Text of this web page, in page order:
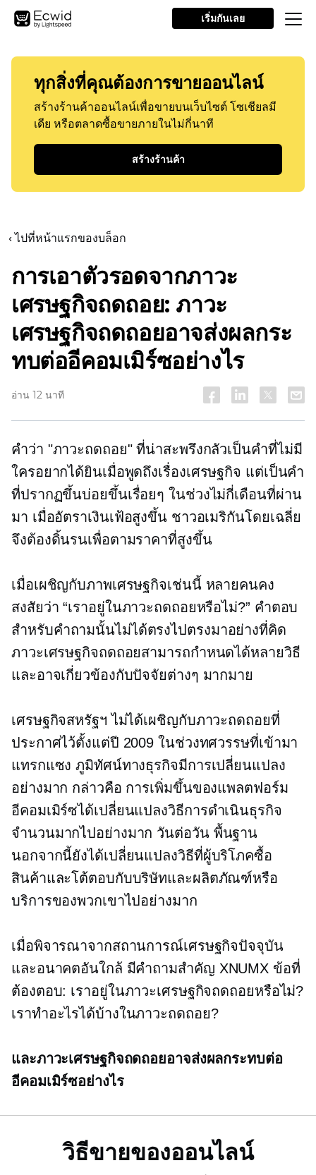
เริ่มกันเลย
ทุกสิ่งที่คุณต้องการขายออนไลน์
สร้างร้านค้าออนไลน์เพื่อขายบนเว็บไซต์ โซเชียลมี
เดีย หรือตลาดซื้อขายภายในไม่กี่นาที
สร้างร้านค้า
‹ ไปที่หน้าแรกของบล็อก
การเอาตัวรอดจากภาวะ
เศรษฐกิจถดถอย: ภาวะ
เศรษฐกิจถดถอยอาจส่งผลกระ
ทบต่ออีคอมเมิร์ซอย่างไร
อ่าน 12 นาที
คำว่า "ภาวะถดถอย" ที่น่าสะพรึงกลัวเป็นคำที่ไม่มี
ใครอยากได้ยินเมื่อพูดถึงเรื่องเศรษฐกิจ แต่เป็นคำ
ที่ปรากฏขึ้นบ่อยขึ้นเรื่อยๆ ในช่วงไม่กี่เดือนที่ผ่าน
มา เมื่ออัตราเงินเฟ้อสูงขึ้น ชาวอเมริกันโดยเฉลี่ย
จึงต้องดิ้นรนเพื่อตามราคาที่สูงขึ้น
เมื่อเผชิญกับภาพเศรษฐกิจเช่นนี้ หลายคนคง
สงสัยว่า “เราอยู่ในภาวะถดถอยหรือไม่?” คำตอบ
สำหรับคำถามนั้นไม่ได้ตรงไปตรงมาอย่างที่คิด
ภาวะเศรษฐกิจถดถอยสามารถกำหนดได้หลายวิธี
และอาจเกี่ยวข้องกับปัจจัยต่างๆ มากมาย
เศรษฐกิจสหรัฐฯ ไม่ได้เผชิญกับภาวะถดถอยที่
ประกาศไว้ตั้งแต่ปี 2009 ในช่วงทศวรรษที่เข้ามา
แทรกแซง ภูมิทัศน์ทางธุรกิจมีการเปลี่ยนแปลง
อย่างมาก กล่าวคือ การเพิ่มขึ้นของแพลตฟอร์ม
อีคอมเมิร์ซได้เปลี่ยนแปลงวิธีการดำเนินธุรกิจ
จำนวนมากไปอย่างมาก วันต่อวันพื้นฐาน
นอกจากนี้ยังได้เปลี่ยนแปลงวิธีที่ผู้บริโภคซื้อ
สินค้าและโต้ตอบกับบริษัทและผลิตภัณฑ์หรือ
บริการของพวกเขาไปอย่างมาก
เมื่อพิจารณาจากสถานการณ์เศรษฐกิจปัจจุบัน
และอนาคตอันใกล้ มีคำถามสำคัญ XNUMX ข้อที่
ต้องตอบ: เราอยู่ในภาวะเศรษฐกิจถดถอยหรือไม่?
เราทำอะไรได้บ้างในภาวะถดถอย?
และภาวะเศรษฐกิจถดถอยอาจส่งผลกระทบต่อ
อีคอมเมิร์ซอย่างไร
วิธีขายของออนไลน์